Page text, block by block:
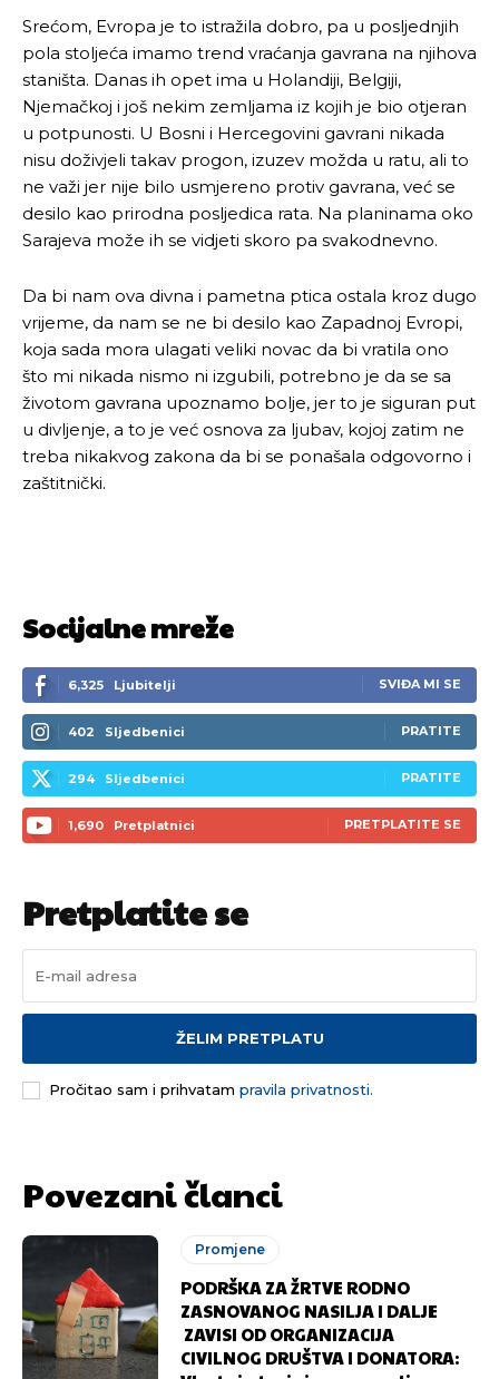
Pusti priču da živi!
Ovim putem želimo da vam se zahvalimo što ste
odlučili da pustite Vašu priču da živi, Redakcija
Objavi.ba
Pusti priču da živi!
Ovim putem želimo da vam se zahvalimo što ste
odlučili da pustite Vašu priču da živi, Redakcija
Objavi.ba
Srećom, Evropa je to istražila dobro, pa u posljednjih
pola stoljeća imamo trend vraćanja gavrana na njihova
staništa. Danas ih opet ima u Holandiji, Belgiji,
Njemačkoj i još nekim zemljama iz kojih je bio otjeran
u potpunosti. U Bosni i Hercegovini gavrani nikada
nisu doživjeli takav progon, izuzev možda u ratu, ali to
ne važi jer nije bilo usmjereno protiv gavrana, već se
desilo kao prirodna posljedica rata. Na planinama oko
Sarajeva može ih se vidjeti skoro pa svakodnevno.
Da bi nam ova divna i pametna ptica ostala kroz dugo
vrijeme, da nam se ne bi desilo kao Zapadnoj Evropi,
koja sada mora ulagati veliki novac da bi vratila ono
što mi nikada nismo ni izgubili, potrebno je da se sa
životom gavrana upoznamo bolje, jer to je siguran put
u divljenje, a to je već osnova za ljubav, kojoj zatim ne
treba nikakvog zakona da bi se ponašala odgovorno i
zaštitnički.
Socijalne mreže
6,325 Ljubitelji SVIĐA MI SE
402 Sljedbenici PRATITE
294 Sljedbenici PRATITE
1,690 Pretplatnici PRETPLATITE SE
Pretplatite se
ŽELIM PRETPLATU
Pročitao sam i prihvatam pravila privatnosti.
Povezani članci
Promjene
PODRŠKA ZA ŽRTVE RODNO
ZASNOVANOG NASILJA I DALJE
ZAVISI OD ORGANIZACIJA
CIVILNOG DRUŠTVA I DONATORA: